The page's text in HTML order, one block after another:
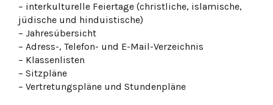
– interkulturelle Feiertage (christliche, islamische,
jüdische und hinduistische)
– Jahresübersicht
– Adress-, Telefon- und E-Mail-Verzeichnis
– Klassenlisten
– Sitzpläne
– Vertretungspläne und Stundenpläne